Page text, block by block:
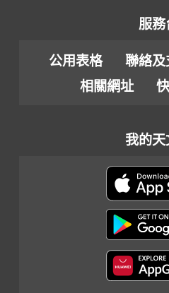
服務
公用表格 聯絡及
相關網址
我的天